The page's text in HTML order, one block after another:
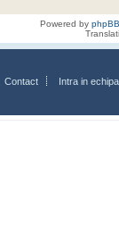
Powered by phpBB
Contact Intra in